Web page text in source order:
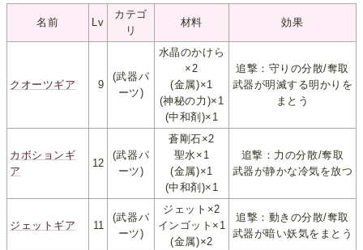
名前 Lv
カテゴ
リ
材料 効果
クオーツギア 9
(武器パ
ーツ)
水晶のかけら
×2
(金属)×1
(神秘の力)×1
(中和剤)×1
追撃：守りの分散/奪取
武器が明滅する明かりを
まとう
カボションギ
ア
12
(武器パ
ーツ)
蒼剛石×2
聖水×1
(金属)×1
(中和剤)×1
追撃：力の分散/奪取
武器が静かな冷気を放つ
ジェットギア 11
(武器パ
ーツ)
ジェット×2
インゴット×1
(金属)×2
追撃：動きの分散/奪取
武器が暗い妖気をまとう